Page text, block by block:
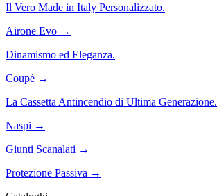
Il Vero Made in Italy Personalizzato.
Airone Evo →
Dinamismo ed Eleganza.
Coupè →
La Cassetta Antincendio di Ultima Generazione.
Naspi →
Giunti Scanalati →
Protezione Passiva →